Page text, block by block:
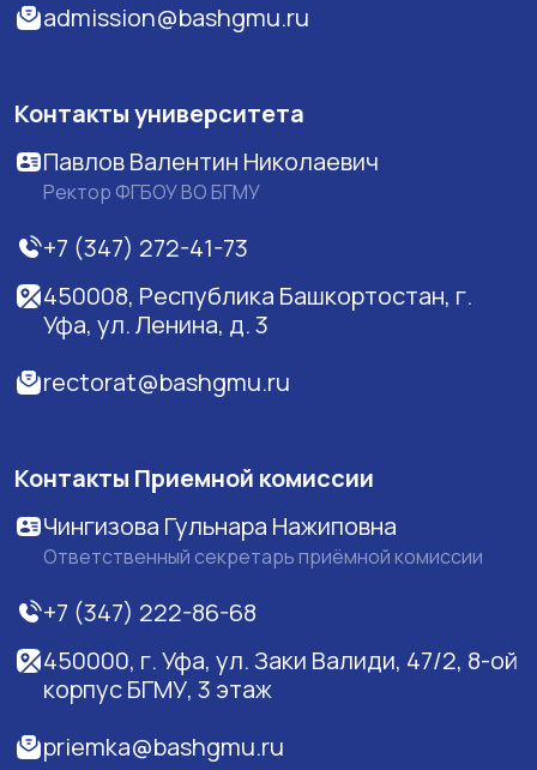
admission@bashgmu.ru
Контакты университета
Павлов Валентин Николаевич
Ректор ФГБОУ ВО БГМУ
+7 (347) 272-41-73
450008, Республика Башкортостан, г.
Уфа, ул. Ленина, д. 3
rectorat@bashgmu.ru
Контакты Приемной комиссии
Чингизова Гульнара Нажиповна
Ответственный секретарь приёмной комиссии
+7 (347) 222-86-68
450000, г. Уфа, ул. Заки Валиди, 47/2, 8-ой
корпус БГМУ, 3 этаж
priemka@bashgmu.ru